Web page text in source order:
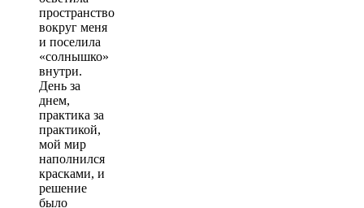
пространство
вокруг меня
и поселила
«солнышко»
внутри.
День за
днем,
практика за
практикой,
мой мир
наполнился
красками, и
решение
было